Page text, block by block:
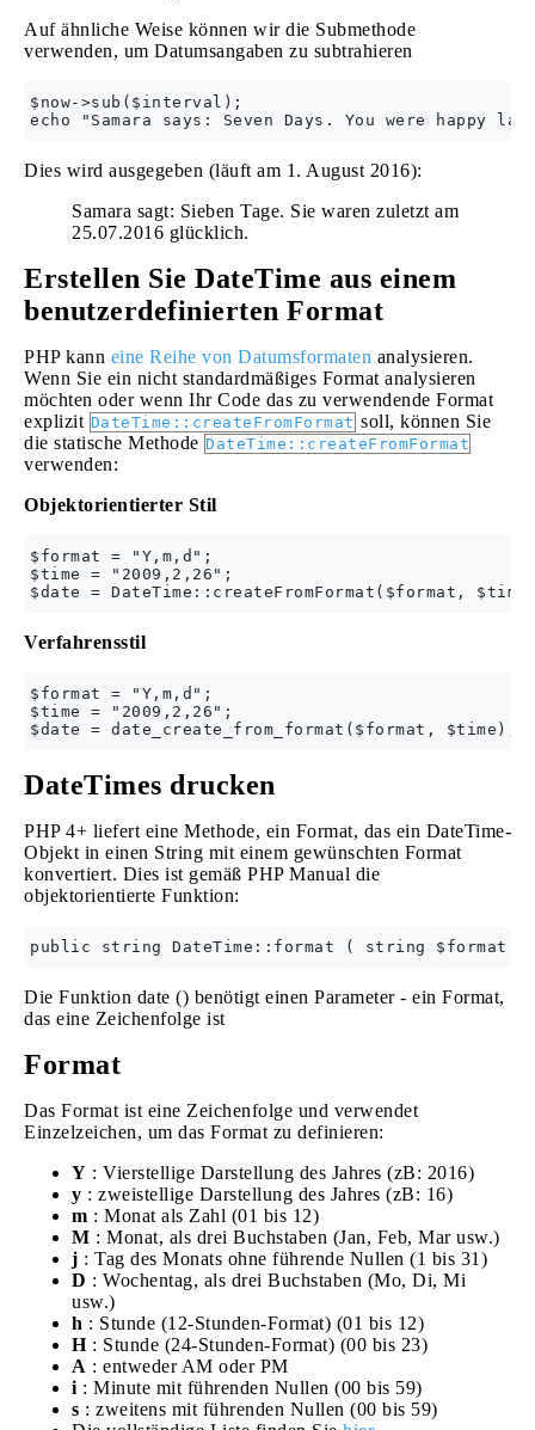
Auf ähnliche Weise können wir die Submethode
verwenden, um Datumsangaben zu subtrahieren
$now->sub($interval);
Dies wird ausgegeben (läuft am 1. August 2016):
Samara sagt: Sieben Tage. Sie waren zuletzt am
25.07.2016 glücklich.
Erstellen Sie DateTime aus einem
benutzerdefinierten Format
PHP kann eine Reihe von Datumsformaten analysieren.
Wenn Sie ein nicht standardmäßiges Format analysieren
möchten oder wenn Ihr Code das zu verwendende Format
explizit DateTime::createFromFormat soll, können Sie
die statische Methode DateTime::createFromFormat
verwenden:
Objektorientierter Stil
$format = "Y,m,d";
$time = "2009,2,26";
Verfahrensstil
$format = "Y,m,d";
$time = "2009,2,26";
DateTimes drucken
PHP 4+ liefert eine Methode, ein Format, das ein DateTime-
Objekt in einen String mit einem gewünschten Format
konvertiert. Dies ist gemäß PHP Manual die
objektorientierte Funktion:
Die Funktion date () benötigt einen Parameter - ein Format,
das eine Zeichenfolge ist
Format
Das Format ist eine Zeichenfolge und verwendet
Einzelzeichen, um das Format zu definieren:
Y : Vierstellige Darstellung des Jahres (zB: 2016)
y : zweistellige Darstellung des Jahres (zB: 16)
m : Monat als Zahl (01 bis 12)
M : Monat, als drei Buchstaben (Jan, Feb, Mar usw.)
j : Tag des Monats ohne führende Nullen (1 bis 31)
D : Wochentag, als drei Buchstaben (Mo, Di, Mi
usw.)
h : Stunde (12-Stunden-Format) (01 bis 12)
H: Stunde (24-Stunden-Format) (00 bis 23)
A : entweder AM oder PM
i : Minute mit führenden Nullen (00 bis 59)
s : zweitens mit führenden Nullen (00 bis 59)